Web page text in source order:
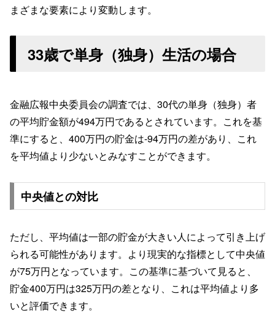
まざまな要素により変動します。
33歳で単身（独身）生活の場合
金融広報中央委員会の調査では、30代の単身（独身）者
の平均貯金額が494万円であるとされています。これを基
準にすると、400万円の貯金は-94万円の差があり、これ
を平均値より少ないとみなすことができます。
中央値との対比
ただし、平均値は一部の貯金が大きい人によって引き上げ
られる可能性があります。より現実的な指標として中央値
が75万円となっています。この基準に基づいて見ると、
貯金400万円は325万円の差となり、これは平均値より多
いと評価できます。